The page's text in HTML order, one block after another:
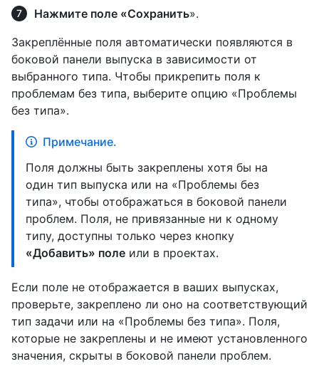
Нажмите поле «Сохранить».
Закреплённые поля автоматически появляются в
боковой панели выпуска в зависимости от
выбранного типа. Чтобы прикрепить поля к
проблемам без типа, выберите опцию «Проблемы
без типа».
Примечание.
Поля должны быть закреплены хотя бы на
один тип выпуска или на «Проблемы без
типа», чтобы отображаться в боковой панели
проблем. Поля, не привязанные ни к одному
типу, доступны только через кнопку
«Добавить» поле или в проектах.
Если поле не отображается в ваших выпусках,
проверьте, закреплено ли оно на соответствующий
тип задачи или на «Проблемы без типа». Поля,
которые не закреплены и не имеют установленного
значения, скрыты в боковой панели проблем.